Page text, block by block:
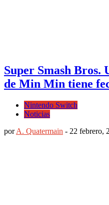
Super Smash
de Min Min tiene
Nintendo Switch
Noticias
porA. Quatermain - 22 febrero,